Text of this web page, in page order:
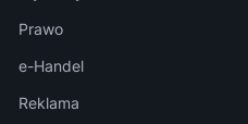
Prawo
e-Handel
Reklama